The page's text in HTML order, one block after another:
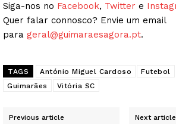
Siga-nos no Facebook, Twitter e
Quer falar connosco? Envie um email
para geral@guimaraesagora.pt.
TAGS António Miguel Cardoso Futebol
Guimarães
Vitória SC
Previous article Next article